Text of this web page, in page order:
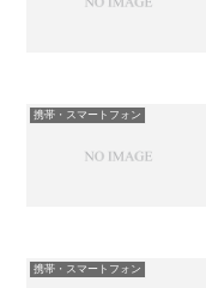
携帯・スマートフォン
携帯・スマートフォン